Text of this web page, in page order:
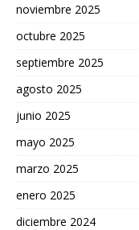
noviembre 2025
octubre 2025
septiembre 2025
agosto 2025
junio 2025
mayo 2025
marzo 2025
enero 2025
diciembre 2024